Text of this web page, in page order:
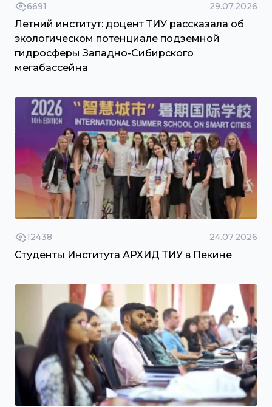
6691 29.07.2026
Летний институт: доцент ТИУ рассказала об
экологическом потенциале подземной
гидросферы Западно-Сибирского
мегабассейна
12438 24.07.2026
Студенты Института АРХИД ТИУ в Пекине